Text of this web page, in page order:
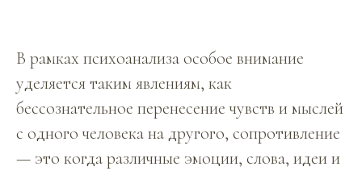
В рамках психоанализа особое внимание
уделяется таким явлениям, как
бессознательное перенесение чувств и мыслей
с одного человека на другого, сопротивление
— это когда различные эмоции, слова, идеи и